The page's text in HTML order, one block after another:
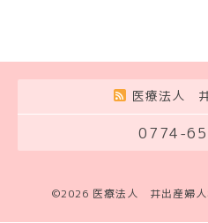
医療法人
0774-
©2026 医療法人 井出産婦